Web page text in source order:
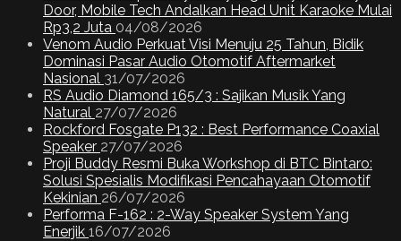
Door, Mobile Tech Andalkan Head Unit Karaoke Mulai
Rp3,2 Juta 04/08/2026
Venom Audio Perkuat Visi Menuju 25 Tahun, Bidik
Dominasi Pasar Audio Otomotif Aftermarket
Nasional 31/07/2026
RS Audio Diamond 165/3 : Sajikan Musik Yang
Natural 27/07/2026
Rockford Fosgate P132 : Best Performance Coaxial
Speaker 27/07/2026
Proji Buddy Resmi Buka Workshop di BTC Bintaro:
Solusi Spesialis Modifikasi Pencahayaan Otomotif
Kekinian 26/07/2026
Performa F-162 : 2-Way Speaker System Yang
Enerjik 16/07/2026